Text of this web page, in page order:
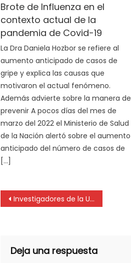
Brote de Influenza en el
contexto actual de la
pandemia de Covid-19
La Dra Daniela Hozbor se refiere al
aumento anticipado de casos de
gripe y explica las causas que
motivaron el actual fenómeno.
Además advierte sobre la manera de
prevenir A pocos días del mes de
marzo del 2022 el Ministerio de Salud
de la Nación alertó sobre el aumento
anticipado del número de casos de
[…]
Investigadores de la UNLP buscan disminuir la neumonía asociada a la ventilación mecánica
Deja una respuesta